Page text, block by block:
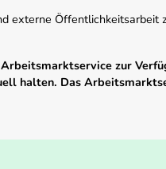
externe Öffentlichkeitsarbeit
zur
halten. Das